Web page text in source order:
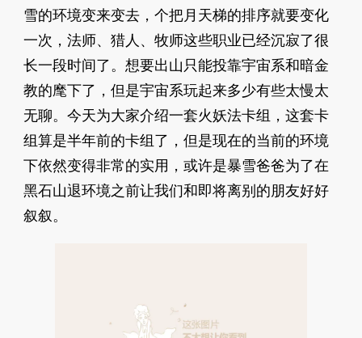
雪的环境变来变去，个把月天梯的排序就要变化
一次，法师、猎人、牧师这些职业已经沉寂了很
长一段时间了。想要出山只能投靠宇宙系和暗金
教的麾下了，但是宇宙系玩起来多少有些太慢太
无聊。今天为大家介绍一套火妖法卡组，这套卡
组算是半年前的卡组了，但是现在的当前的环境
下依然变得非常的实用，或许是暴雪爸爸为了在
黑石山退环境之前让我们和即将离别的朋友好好
叙叙。